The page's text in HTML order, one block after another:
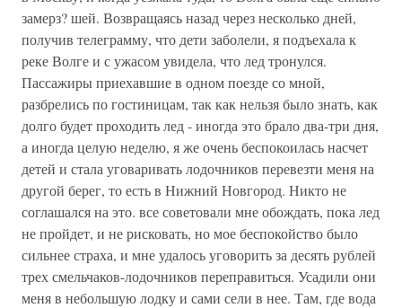
замерз? шей. Возвращаясь назад через несколько дней,
получив телеграмму, что дети заболели, я подъехала к
реке Волге и с ужасом увидела, что лед тронулся.
Пассажиры приехавшие в одном поезде со мной,
разбрелись по гостиницам, так как нельзя было знать, как
долго будет проходить лед - иногда это брало два-три дня,
а иногда целую неделю, я же очень беспокоилась насчет
детей и стала уговаривать лодочников перевезти меня на
другой берег, то есть в Нижний Новгород. Никто не
соглашался на это. все советовали мне обождать, пока лед
не пройдет, и не рисковать, но мое беспокойство было
сильнее страха, и мне удалось уговорить за десять рублей
трех смельчаков-лодочников переправиться. Усадили они
меня в небольшую лодку и сами сели в нее. Там, где вода